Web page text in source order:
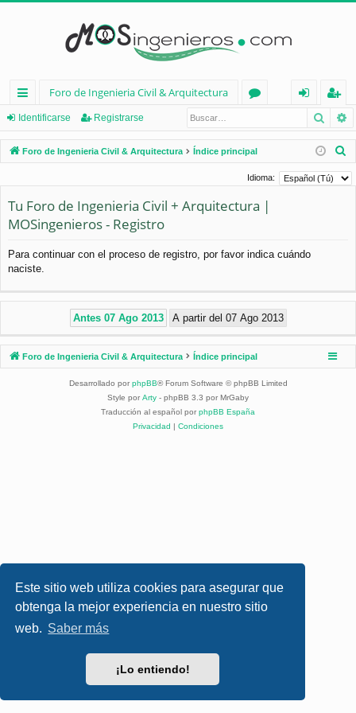
Este sitio web utiliza cookies para asegurar que
obtenga la mejor experiencia en nuestro sitio
web. Saber más
¡Lo entiendo!
nl
ac
es
pi
os
Foro de Ingenieria Civil & Arquitectura
os
nt
ifi
eg
ist
ra
Identificarse Registrarse
Foro de Ingenieria Civil & Arquitectura Índice principal
s
Idioma:
Tu Foro de Ingenieria Civil + Arquitectura |
MOSingenieros - Registro
Para continuar con el proceso de registro, por favor indica cuándo
naciste.
Foro de Ingenieria Civil & Arquitectura Índice principal
Desarrollado por phpBB® Forum Software © phpBB Limited
Style por Arty - phpBB 3.3 por MrGaby
Traducción al español por phpBB España
Privacidad | Condiciones